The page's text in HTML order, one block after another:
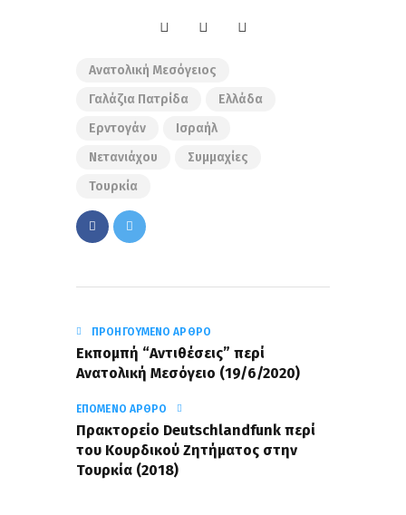
Ανατολική Μεσόγειος
Γαλάζια Πατρίδα
Ελλάδα
Ερντογάν
Ισραήλ
Νετανιάχου
Συμμαχίες
Τουρκία
ΠΡΟΗΓΟΎΜΕΝΟ ΆΡΘΡΟ
Εκπομπή “Αντιθέσεις” περί
Ανατολική Μεσόγειο (19/6/2020)
ΕΠΌΜΕΝΟ ΆΡΘΡΟ
Πρακτορείο Deutschlandfunk περί
του Κουρδικού Ζητήματος στην
Τουρκία (2018)